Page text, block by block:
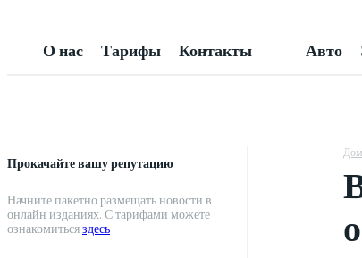
О нас Тарифы Контакты Авто
Прокачайте вашу репутацию
Начните пакетно размещать новости в
онлайн изданиях. С тарифами можете
ознакомитьсяздесь